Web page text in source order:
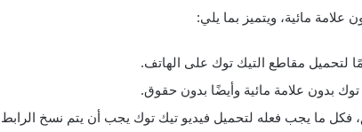
مائية، ويتميز بما يلي:
بدون علامة مائية وأيضًا بدون حقوق.
فكل ما يجب فعله لتحميل فيديو تيك توك يجب أن يتم نسخ